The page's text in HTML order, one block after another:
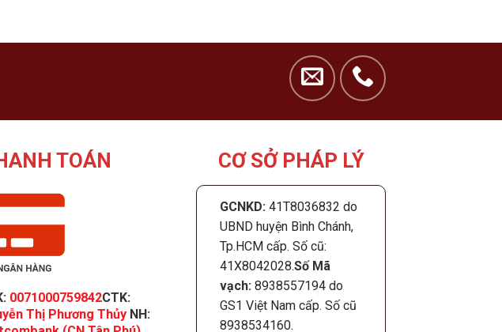
TOÁN
0071000759842CTK:
Thị Phương Thủy NH:
CƠ SỞ PHÁP LÝ
GCNKD: 41T8036832 do
UBND huyện Bình Chánh,
Tp.HCM cấp. Số cũ:
41X8042028.Số Mã
vạch: 8938557194 do
GS1 Việt Nam cấp. Số cũ
8938534160.